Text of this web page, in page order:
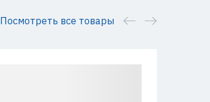
Посмотреть все товары